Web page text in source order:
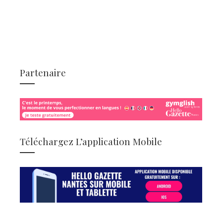
Partenaire
Téléchargez L’application Mobile